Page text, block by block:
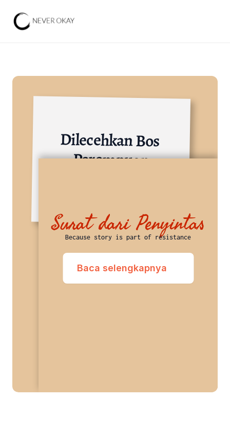
Perempuan
Surat dari Penyintas
Because story is part of resistance
Baca selengkapnya